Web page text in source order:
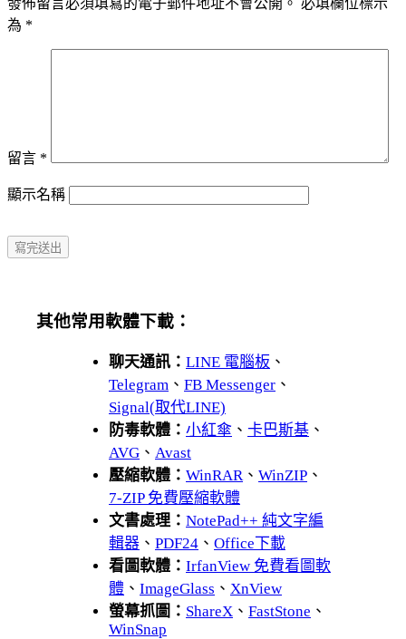
發佈留言必須填寫的電子郵件地址不會公開。 必填欄位標示
為 *
留言 *
顯示名稱
其他常用軟體下載：
聊天通訊： LINE 電腦板 、
Telegram 、 FB Messenger 、
Signal(取代LINE)
防毒軟體： 小紅傘 、 卡巴斯基 、
AVG 、 Avast
壓縮軟體： WinRAR 、 WinZIP 、
7-ZIP 免費壓縮軟體
文書處理： NotePad++ 純文字編
輯器 、 PDF24 、 Office下載
看圖軟體： IrfanView 免費看圖軟
體 、 ImageGlass 、 XnView
螢幕抓圖： ShareX 、 FastStone 、
WinSnap